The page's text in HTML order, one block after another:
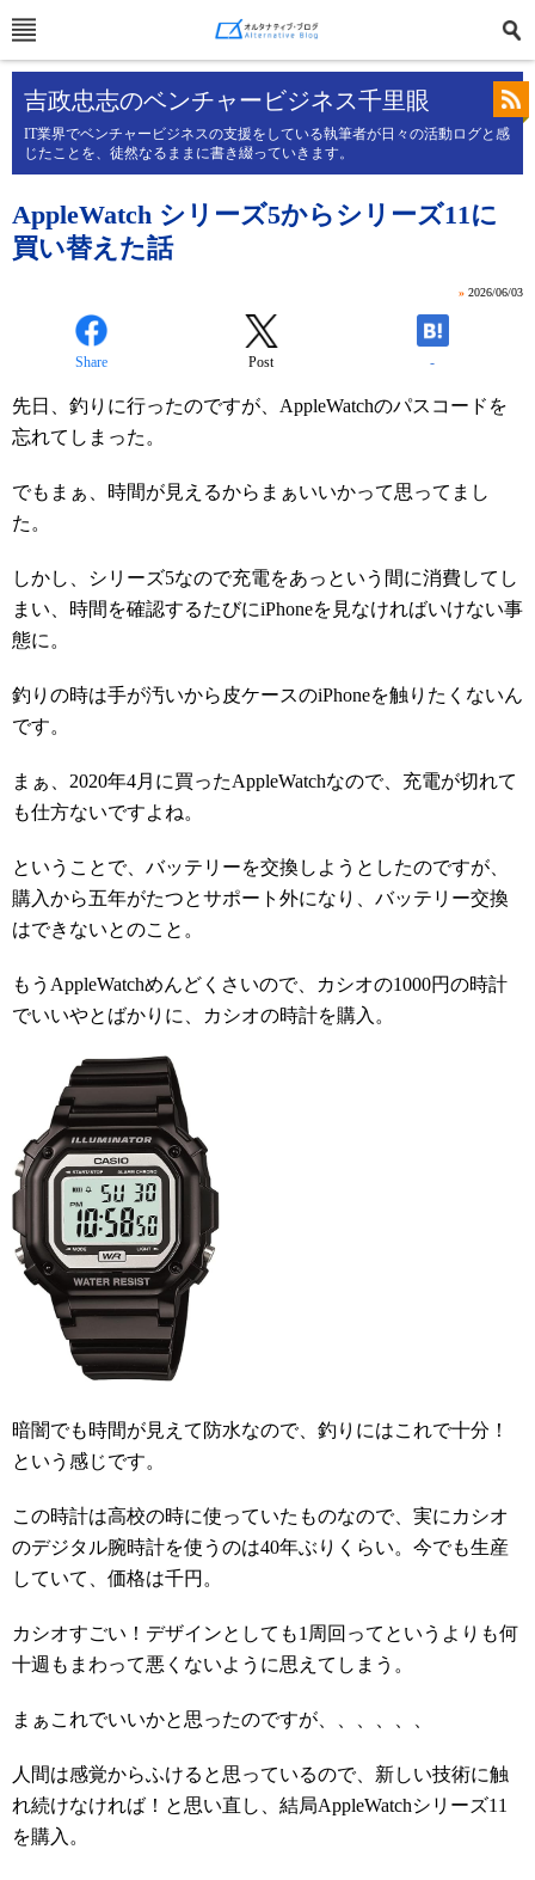
吉政忠志のベンチャービジネス千里眼
IT業界でベンチャービジネスの支援をしている執筆者が日々の活動ログと感
じたことを、徒然なるままに書き綴っていきます。
AppleWatch シリーズ5からシリーズ11に
買い替えた話
» 2026/06/03
Share Post -
先日、釣りに行ったのですが、AppleWatchのパスコードを
忘れてしまった。
でもまぁ、時間が見えるからまぁいいかって思ってまし
た。
しかし、シリーズ5なので充電をあっという間に消費してし
まい、時間を確認するたびにiPhoneを見なければいけない事
態に。
釣りの時は手が汚いから皮ケースのiPhoneを触りたくないん
です。
まぁ、2020年4月に買ったAppleWatchなので、充電が切れて
も仕方ないですよね。
ということで、バッテリーを交換しようとしたのですが、
購入から五年がたつとサポート外になり、バッテリー交換
はできないとのこと。
もうAppleWatchめんどくさいので、カシオの1000円の時計
でいいやとばかりに、カシオの時計を購入。
暗闇でも時間が見えて防水なので、釣りにはこれで十分！
という感じです。
この時計は高校の時に使っていたものなので、実にカシオ
のデジタル腕時計を使うのは40年ぶりくらい。今でも生産
していて、価格は千円。
カシオすごい！デザインとしても1周回ってというよりも何
十週もまわって悪くないように思えてしまう。
まぁこれでいいかと思ったのですが、、、、、、
人間は感覚からふけると思っているので、新しい技術に触
れ続けなければ！と思い直し、結局AppleWatchシリーズ11
を購入。